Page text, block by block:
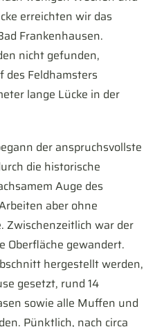
erreichten wir das
Frankenhausen.
nicht gefunden,
des Feldhamsters
lange Lücke in der
der anspruchsvollste
die historische
Auge des
aber ohne
Zwischenzeitlich war der
Oberfläche gewandert.
hergestellt werden,
gesetzt, rund 14
sowie alle Muffen und
Pünktlich, nach circa